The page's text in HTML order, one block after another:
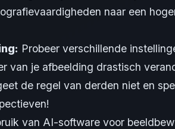
naar een
Probeer verschillende
van je afbeelding drastisch
de regel van derden niet en
van AI-software voor